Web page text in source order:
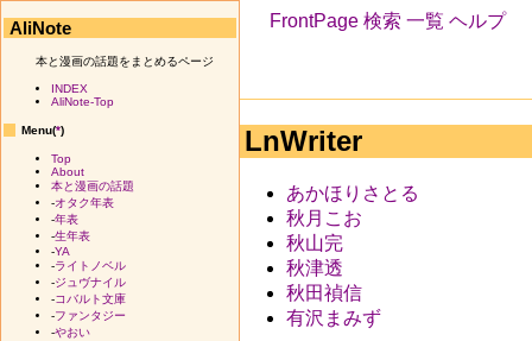
FrontPage 検索 一覧 ヘルプ
LnWriter
あかほりさとる
秋月こお
秋山完
秋津透
秋田禎信
有沢まみず
AliNote
本と漫画の話題をまとめるページ
INDEX
AliNote-Top
Menu(*)
Top
About
本と漫画の話題
-オタク年表
-年表
-生年表
-YA
-ライトノベル
-ジュヴナイル
-コバルト文庫
-ファンタジー
-やおい